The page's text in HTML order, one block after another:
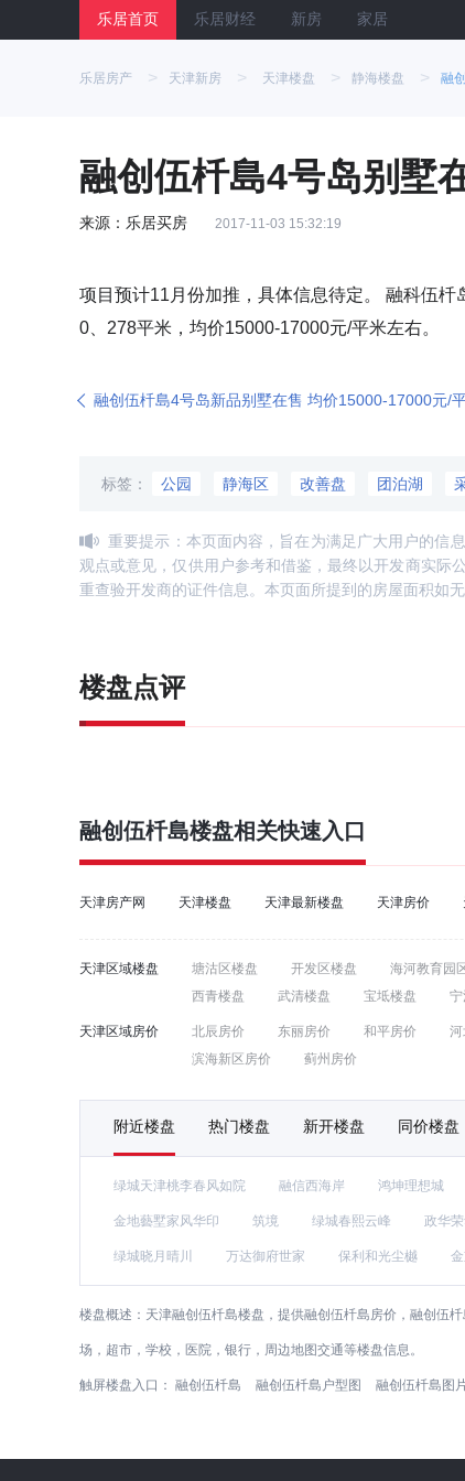
乐居首页 乐居财经 新房 家居
乐居房产 > 天津新房 > 天津楼盘 > 静海楼盘 > 融
融创伍杄島4号岛别墅
来源：乐居买房 2017-11-03 15:32:19
项目预计11月份加推，具体信息待定。 融科伍
0、278平米，均价15000-17000元/平米左右。
融创伍杄島4号岛新品别墅在售 均价15000-17000元/
标签： 公园 静海区 改善盘 团泊湖
重要提示：本页面内容，旨在为满足广大用户的信
观点或意见，仅供用户参考和借鉴，最终以开发商实际
重查验开发商的证件信息。本页面所提到的房屋面积如
楼盘点评
融创伍杄島楼盘相关快速入口
天津房产网 天津楼盘 天津最新楼盘 天津房价
天津区域楼盘 塘沽区楼盘 开发区楼盘 海河教育园
西青楼盘
武清楼盘 宝坻楼盘 宁
天津区域房价 北辰房价 东丽房价 和平房价 河
滨海新区房价
蓟州房价
附近楼盘 热门楼盘 新开楼盘 同价楼盘
绿城天津桃李春风如院 融信西海岸 鸿坤理想城
金地藝墅家风华印 筑境 绿城春熙云峰 政华荣
绿城晓月晴川 万达御府世家 保利和光尘樾
楼盘概述： 天津融创伍杄島楼盘，提供融创伍杄島房价，融创伍
场，超市，学校，医院，银行，周边地图交通等楼盘信息。
触屏楼盘入口： 融创伍杄島 融创伍杄島户型图 融创伍杄島图